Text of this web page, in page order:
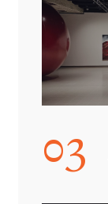
03